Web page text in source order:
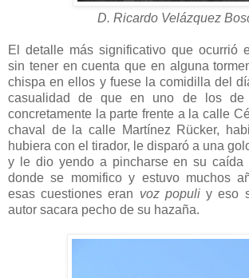
D. Ricardo Velázquez
El detalle más significativo que ocurrió
sin tener en cuenta que en alguna
chispa en ellos y fuese la comidilla del
casualidad de que en uno de los de
concretamente la parte frente a la calle
chaval de la calle Martínez Rücker,
hubiera con el tirador, le disparó a una
y le dio yendo a pincharse en su caída
donde se momifico y estuvo muchos
esas cuestiones eran voz populiy eso
autor sacara pecho de su hazaña.